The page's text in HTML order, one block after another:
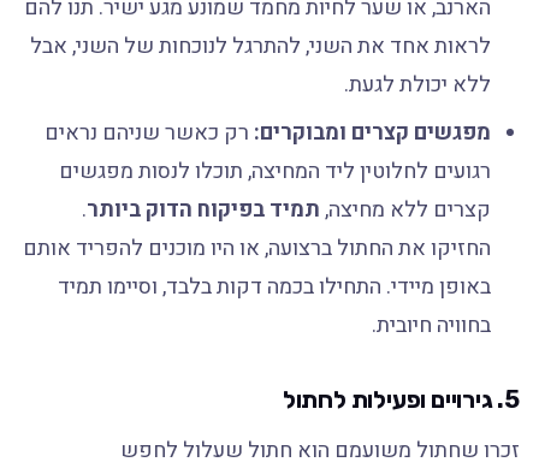
הארנב, או שער לחיות מחמד שמונע מגע ישיר. תנו להם
לראות אחד את השני, להתרגל לנוכחות של השני, אבל
ללא יכולת לגעת.
מפגשים קצרים ומבוקרים:רק כאשר שניהם נראים
רגועים לחלוטין ליד המחיצה, תוכלו לנסות מפגשים
קצרים ללא מחיצה,תמיד בפיקוח הדוק ביותר.
החזיקו את החתול ברצועה, או היו מוכנים להפריד אותם
באופן מיידי. התחילו בכמה דקות בלבד, וסיימו תמיד
בחוויה חיובית.
5. גירויים ופעילות לחתול
זכרו שחתול משועמם הוא חתול שעלול לחפש